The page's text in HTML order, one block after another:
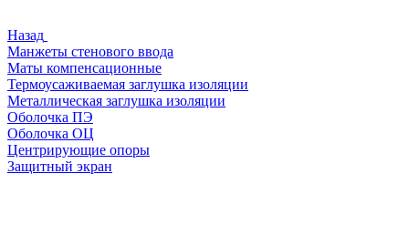
Назад
Манжеты стенового ввода
Маты компенсационные
Термоусаживаемая заглушка изоляции
Металлическая заглушка изоляции
Оболочка ПЭ
Оболочка ОЦ
Центрирующие опоры
Защитный экран